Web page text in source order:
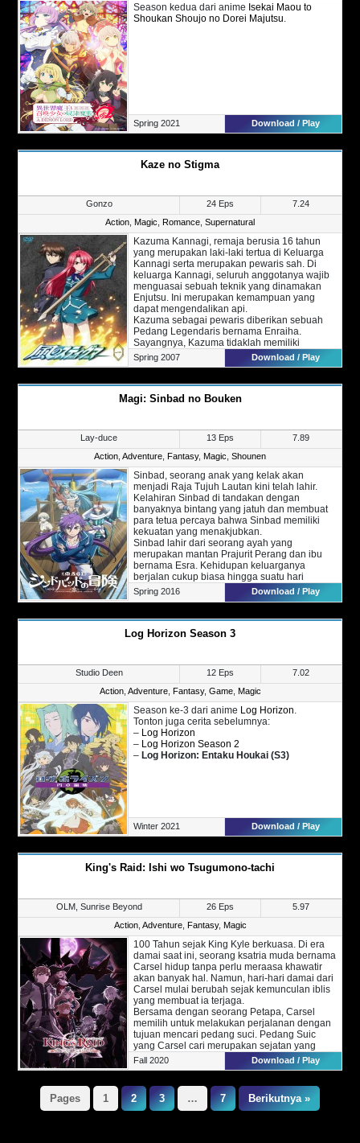
Season kedua dari anime Isekai Maou to
Shoukan Shoujo no Dorei Majutsu.
Spring 2021 Download / Play
Kaze no Stigma
Gonzo 24 Eps
7.24
Action Magic Romance Supernatural
Kazuma Kannagi, remaja berusia 16 tahun
yang merupakan laki-laki tertua di Keluarga
Kannagi serta merupakan pewaris sah. Di
keluarga Kannagi, seluruh anggotanya wajib
menguasai sebuah teknik yang dinamakan
Enjutsu. Ini merupakan kemampuan yang
dapat mengendalikan api.
Kazuma sebagai pewaris diberikan sebuah
Pedang Legendaris bernama Enraiha.
Sayangnya, Kazuma tidaklah memiliki
kemampuan untuk menguasai Enjutsu yang ia
dikalahkan oleh sepupunya bernama Ayano
keluarganya dan memilih untuk merantau.
Empat tahun berselang, Kazuma kembali ke
kemampuan elemen Angin. Sayang,
kedatanganannya tidak disambut baik oleh
warga desa setelah kematian keluarga
Kannagi. Kini, Kazuma memiliki misi untuk
mencari siapa pelaku di balik pembunuhan
keluarganya.
Spring 2007 Download / Play
Magi: Sinbad no Bouken
Lay-duce 13 Eps
7.89
Action, Adventure, Fantasy, Magic, Shounen
Sinbad, seorang anak yang kelak akan
menjadi Raja Tujuh Lautan kini telah lahir.
Kelahiran Sinbad di tandakan dengan
banyaknya bintang yang jatuh dan membuat
para tetua percaya bahwa Sinbad memiliki
kekuatan yang menakjubkan.
Sinbad lahir dari seorang ayah yang
merupakan mantan Prajurit Perang dan ibu
bernama Esra. Kehidupan keluarganya
berjalan cukup biasa hingga suatu hari
Sinbad mengikuti ayahnya menangkap ikan di
lautan.
ayahnya meminta ia untuk menghindari badai
tersebut. Dua tahun berlalu, Sinbad bertemu
diselamatkan oleh Sinbad merupakan mata-
mata kerajaan. Kini, kehidupannya telah
berubah drastis setelah pertemuannya
dengan sang mata-mata.
Tonton juga kelanjutannya,Magi: The
Labyrinth of Magic .
Spring 2016 Download / Play
Log Horizon Season 3
Studio Deen 12 Eps
7.02
Action, Adventure, Fantasy, Game, Magic
Season ke-3 dari anime Log Horizon
Tonton juga cerita sebelumnya:
– Log Horizon
– Log Horizon Season 2
– Log Horizon: Entaku Houkai (S3)
Winter 2021 Download / Play
King's Raid: Ishi wo Tsugumono-tachi
OLM, Sunrise Beyond 26 Eps
5.97
Action, Adventure, Fantasy, Magic
100 Tahun sejak King Kyle berkuasa. Di era
damai saat ini, seorang ksatria muda bernama
Carsel hidup tanpa perlu meraasa khawatir
akan banyak hal. Namun, hari-hari damai dari
Carsel mulai berubah sejak kemunculan iblis
yang membuat ia terjaga.
Bersama dengan seorang Petapa, Carsel
memilih untuk melakukan perjalanan dengan
tujuan mencari pedang suci. Pedang Suic
yang Carsel cari merupakan sejatan yang
mampu membunuh Iblis dan tentu saja musuh
bertemu dengan Celo dan Roi yang juga
bertujuan untuk mengalahkah para iblis.
Lantas, bagaimana kisah Carsel yang terpilih
Fall 2020 Download / Play
Pages 1 2 3 … 7 Berikutnya »